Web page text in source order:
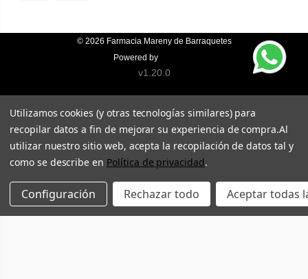
© 2026 Farmacia Mareny de Barraquetes
Powered by
v1.20.0
Utilizamos cookies (y otras tecnologías similares) para
recopilar datos a fin de mejorar su experiencia de compra.Al
utilizar nuestro sitio web, acepta la recopilación de datos tal y
como se describe en Política de privacidad.
Configuración Rechazar todo Aceptar todas